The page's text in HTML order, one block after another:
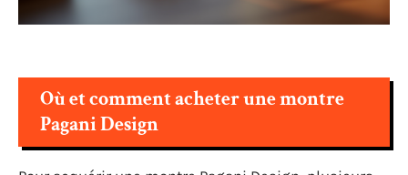
Où et comment acheter une montre
Pagani Design